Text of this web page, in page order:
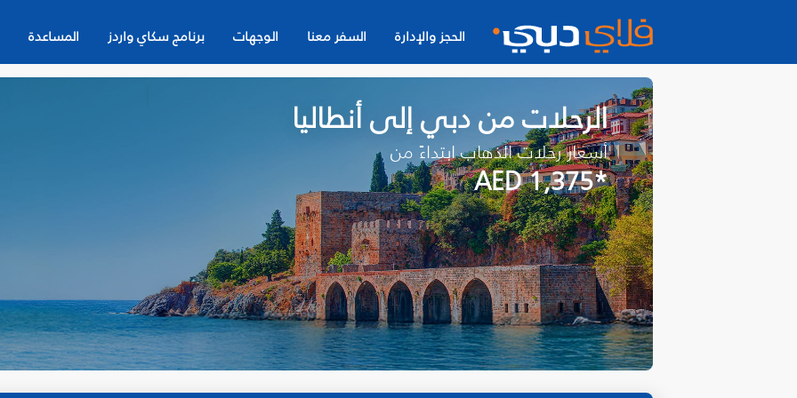
الحجز والإدارة السفر معنا الوجهات برنامج سكاي واردز المساعدة
الرحلات من دبي إلى أنطاليا
أسعار رحلات الذهاب ابتداءً من
*AED 1,375